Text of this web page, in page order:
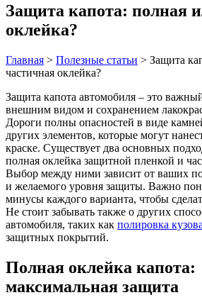
Защита капота: полная
оклейка?
Главная > Полезные статьи > Защита
частичная оклейка?
Защита капота автомобиля – это
внешним видом и сохранением
Дороги полны опасностей в виде
других элементов, которые могут
краске. Существует два основных
полная оклейка защитной пленкой и
Выбор между ними зависит от ваших
и желаемого уровня защиты. Важно
минусы каждого варианта, чтобы
Не стоит забывать также о других
автомобиля, таких как полировка кузова
защитных покрытий.
Полная оклейка капота:
максимальная защита